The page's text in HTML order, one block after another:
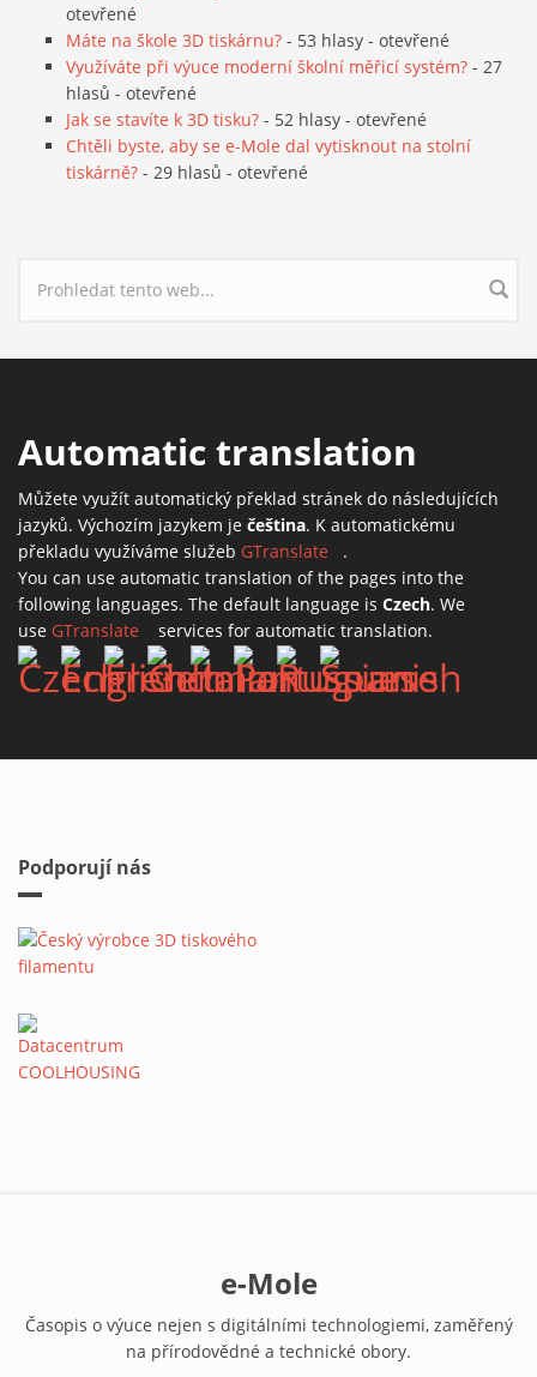
otevřené
Máte na škole 3D tiskárnu? - 53 hlasy - otevřené
Využíváte při výuce moderní školní měřicí systém? - 27
hlasů - otevřené
Jak se stavíte k 3D tisku? - 52 hlasy - otevřené
Chtěli byste, aby se e-Mole dal vytisknout na stolní
tiskárně? - 29 hlasů - otevřené
Vyhledávání
Automatic translation
Můžete využít automatický překlad stránek do následujících
jazyků. Výchozím jazykem je čeština. K automatickému
překladu využíváme služeb GTranslate (link is external)
.
You can use automatic translation of the pages into the
following languages. The default language is Czech. We
use GTranslate (link is external)
services for automatic translation.
Podporují nás
e-Mole
Časopis o výuce nejen s digitálními technologiemi, zaměřený
na přírodovědné a technické obory.